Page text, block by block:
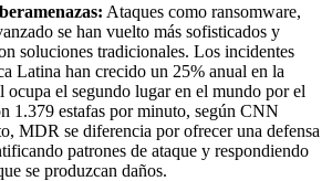
Ataques como ransomware,
se han vuelto más sofisticados y
soluciones tradicionales. Los incidentes
Latina han crecido un 25% anual en la
ocupa el segundo lugar en el mundo por el
1.379 estafas por minuto, según CNN
MDR se diferencia por ofrecer una defensa
patrones de ataque y respondiendo
se produzcan daños.